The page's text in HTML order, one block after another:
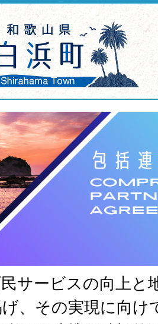
サービスの向上と
、その実現に向け